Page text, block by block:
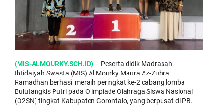
(MIS-ALMOURKY.SCH.ID) – Peserta didik Madrasah
Ibtidaiyah Swasta (MIS) Al Mourky Maura Az-Zuhra
Ramadhan berhasil meraih peringkat ke-2 cabang lomba
Bulutangkis Putri pada Olimpiade Olahraga Siswa Nasional
(O2SN) tingkat Kabupaten Gorontalo, yang berpusat di PB.